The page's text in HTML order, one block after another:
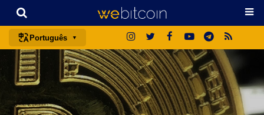
Português
português (BR)
english
español